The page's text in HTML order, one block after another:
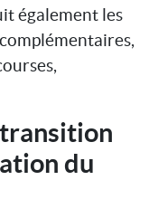
également les
du